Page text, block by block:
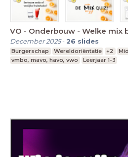
VO - Onderbouw - Welke mix
December 2025- 26 slides
Burgerschap Wereldoriëntatie +2
vmbo, mavo, havo, vwo
Leerjaar 1-3